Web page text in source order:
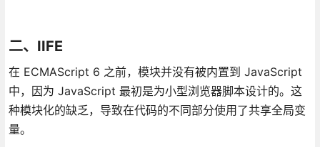
二、IIFE
在 ECMAScript 6 之前，模块并没有被内置到 JavaScript
中，因为 JavaScript 最初是为小型浏览器脚本设计的。这
种模块化的缺乏，导致在代码的不同部分使用了共享全局变
量。